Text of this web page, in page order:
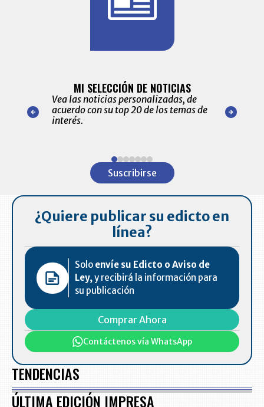
nuestro
para
MI SELECCIÓN DE NOTICIAS
Vea las noticias personalizadas, de
acuerdo con su top 20 de los temas de
interés.
de las
Suscribirse
¿Quiere publicar su edicto en
línea?
Solo envíe su Edicto o Aviso de
Ley,y recibirá la información para
su publicación
Comprar Ahora
Contáctenos vía WhatsApp
TENDENCIAS
ÚLTIMA EDICIÓN IMPRESA